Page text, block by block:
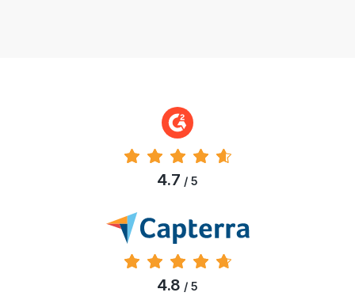
4.7 / 5
4.8 / 5